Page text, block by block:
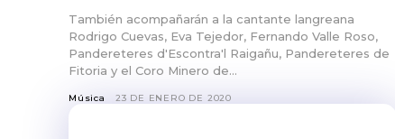
También acompañarán a la cantante langreana
Rodrigo Cuevas, Eva Tejedor, Fernando Valle Roso,
Pandereteres d'Escontra'l Raigañu, Pandereteres de
Fitoria y el Coro Minero de...
Música 23 DE ENERO DE 2020